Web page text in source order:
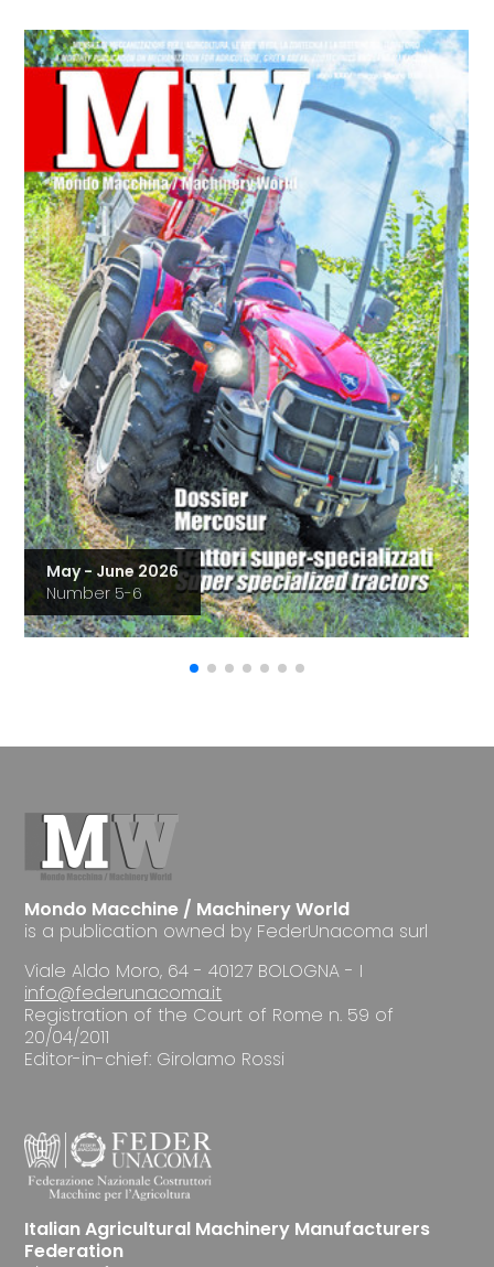
May - June 2026
Number 5-6
Mondo Macchine / Machinery World
is a publication owned by FederUnacoma surl
Viale Aldo Moro, 64 - 40127 BOLOGNA - I
info@federunacoma.it
Registration of the Court of Rome n. 59 of
20/04/2011
Editor-in-chief: Girolamo Rossi
Italian Agricultural Machinery Manufacturers
Federation